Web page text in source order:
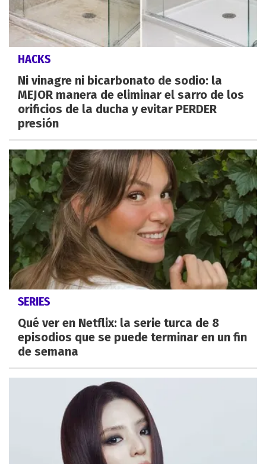
HACKS
Ni vinagre ni bicarbonato de sodio: la
MEJOR manera de eliminar el sarro de los
orificios de la ducha y evitar PERDER
presión
SERIES
Qué ver en Netflix: la serie turca de 8
episodios que se puede terminar en un fin
de semana